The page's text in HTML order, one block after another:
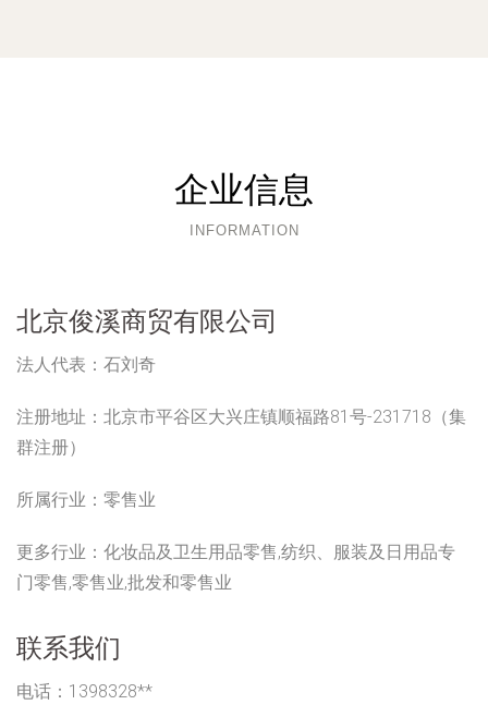
企业信息
INFORMATION
北京俊溪商贸有限公司
法人代表： 石刘奇
注册地址： 北京市平谷区大兴庄镇顺福路81号-231718（集
群注册）
所属行业： 零售业
更多行业： 化妆品及卫生用品零售,纺织、服装及日用品专
门零售,零售业,批发和零售业
联系我们
电话：1398328**